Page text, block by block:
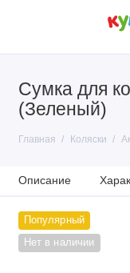
Сумка для
(Зеленый)
Главная Коляски
Описание
Популярный
Нет в наличии